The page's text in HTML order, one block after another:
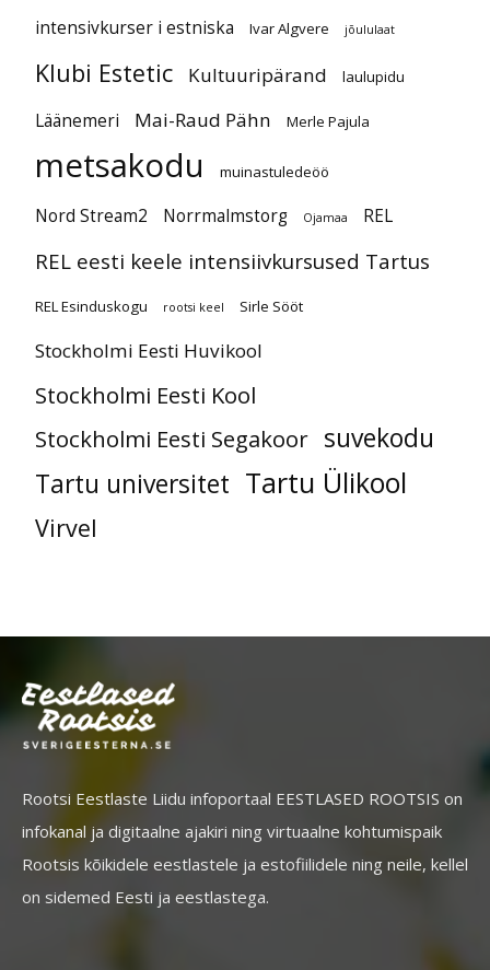
intensivkurser i estniska Ivar Algvere jõululaat
Klubi Estetic Kultuuripärand laulupidu
Läänemeri Mai-Raud Pähn Merle Pajula
metsakodu muinastuledeöö
Nord Stream2 Norrmalmstorg Ojamaa REL
REL eesti keele intensiivkursused Tartus
REL Esinduskogu rootsi keel Sirle Sööt
Stockholmi Eesti Huvikool
Stockholmi Eesti Kool
Stockholmi Eesti Segakoor suvekodu
Tartu universitet Tartu Ülikool
Virvel
Rootsi Eestlaste Liidu infoportaal EESTLASED ROOTSIS on
infokanal ja digitaalne ajakiri ning virtuaalne kohtumispaik
Rootsis kõikidele eestlastele ja estofiilidele ning neile, kellel
on sidemed Eesti ja eestlastega.